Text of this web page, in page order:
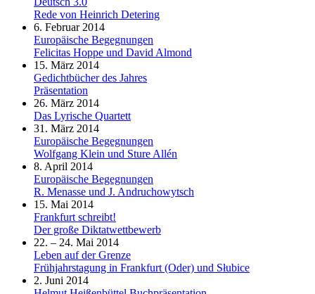
Rede von Heinrich Detering
6. Februar 2014
Europäische Begegnungen
Felicitas Hoppe und David Almond
15. März 2014
Gedichtbücher des Jahres
Präsentation
26. März 2014
Das Lyrische Quartett
31. März 2014
Europäische Begegnungen
Wolfgang Klein und Sture Allén
8. April 2014
Europäische Begegnungen
R. Menasse und J. Andruchowytsch
15. Mai 2014
Frankfurt schreibt!
Der große Diktatwettbewerb
22. – 24. Mai 2014
Leben auf der Grenze
Frühjahrstagung in Frankfurt (Oder) und Słubice
2. Juni 2014